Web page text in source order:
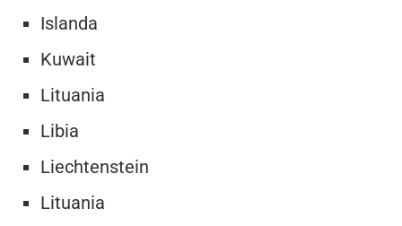
Islanda
Kuwait
Lituania
Libia
Liechtenstein
Lituania